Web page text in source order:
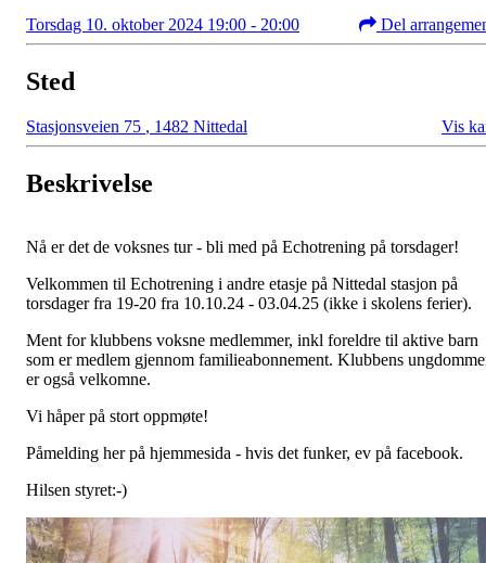
Torsdag 10. oktober 2024 19:00 - 20:00 Del
Sted
Stasjonsveien 75 , 1482 Nittedal Vis
Beskrivelse
Nå er det de voksnes tur - bli med på Echotrening på torsdager!
Velkommen til Echotrening i andre etasje på Nittedal stasjon på
torsdager fra 19-20 fra 10.10.24 - 03.04.25 (ikke i skolens ferier).
Ment for klubbens voksne medlemmer, inkl foreldre til aktive barn
som er medlem gjennom familieabonnement. Klubbens
er også velkomne.
Vi håper på stort oppmøte!
Påmelding her på hjemmesida - hvis det funker, ev på facebook.
Hilsen styret:-)